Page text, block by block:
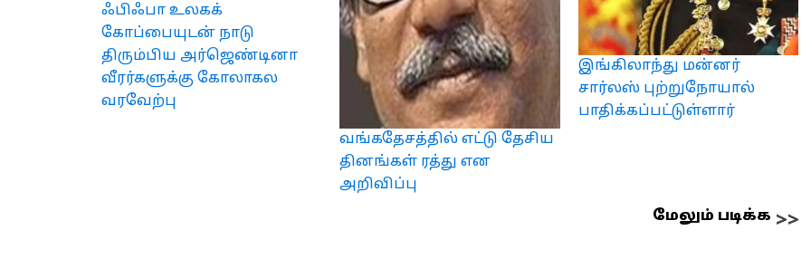
ஃபிஃபா உலகக்
கோப்பையுடன் நாடு
திரும்பிய அர்ஜெண்டினா
வீரர்களுக்கு கோலாகல
வரவேற்பு
வங்கதேசத்தில் எட்டு தேசிய
தினங்கள் ரத்து என
அறிவிப்பு
இங்கிலாந்து மன்னர்
சார்லஸ் புற்றுநோயால்
பாதிக்கப்பட்டுள்ளார்
மேலும் படிக்க